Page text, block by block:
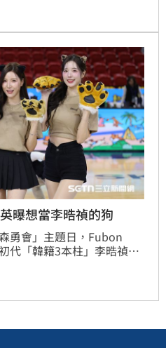
支廣告作品，她也正式把
曝想當李晧禎的狗
勇會」主題日，Fubon
代「韓籍3本柱」李晧禎、
，扮什麼動物是抽籤決